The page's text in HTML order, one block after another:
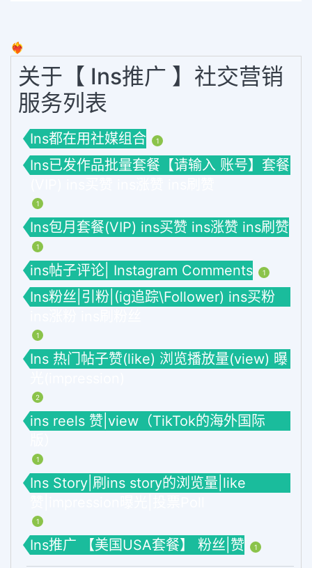
❤️‍🔥
关于【 Ins推广 】社交营销
服务列表
Ins都在用社媒组合 1
Ins已发作品批量套餐【请输入 账号】套餐
1
Ins包月套餐(VIP) ins买赞 ins涨赞 ins刷赞
1
ins帖子评论| Instagram Comments 1
Ins粉丝|引粉|(ig追踪\Follower) ins买粉
1
Ins 热门帖子赞(like) 浏览播放量(view) 曝
2
ins reels 赞|view（TikTok的海外国际
1
Ins Story|刷ins story的浏览量|like
1
Ins推广 【美国USA套餐】 粉丝|赞 1